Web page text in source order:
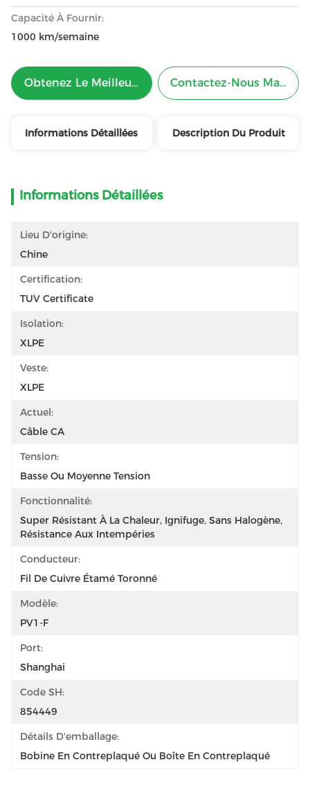
Capacité À Fournir:
1000 km/semaine
Obtenez Le Meilleur Prix Contactez-Nous
Informations Détaillées Description Du Produit
Informations Détaillées
Lieu D'origine:
Chine
Certification:
TUV Certificate
Isolation:
XLPE
Veste:
XLPE
Actuel:
Câble CA
Tension:
Basse Ou Moyenne Tension
Fonctionnalité:
Super Résistant À La Chaleur, Ignifuge, Sans Halogène,
Résistance Aux Intempéries
Conducteur:
Fil De Cuivre Étamé Toronné
Modèle:
PV1-F
Port:
Shanghai
Code SH:
854449
Détails D'emballage:
Bobine En Contreplaqué Ou Boîte En Contreplaqué